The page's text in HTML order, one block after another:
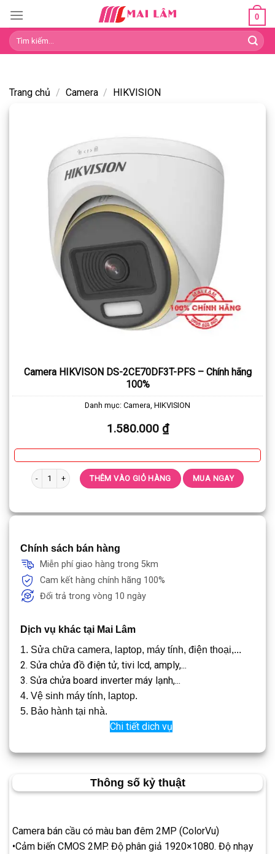
content
0
Tìm
kiếm:
Trang chủ / Camera / HIKVISION
Camera HIKVISON DS-2CE70DF3T-PFS – Chính hãng
100%
Danh mục: Camera HIKVISION
1.580.000 ₫
Camera HIKVISON DS-2CE70DF3T-PFS - Chính hãng 100% số lượng
THÊM VÀO GIỎ HÀNG MUA NGAY
Chính sách bán hàng
Miễn phí giao hàng trong 5km
Cam kết hàng chính hãng 100%
Đổi trả trong vòng 10 ngày
Dịch vụ khác tại Mai Lâm
1. Sửa chữa camera, laptop, máy tính, điện thoại,...
2. Sửa chửa đồ điện tử, tivi lcd, amply,...
3. Sửa chửa board inverter máy lạnh,...
4. Vệ sinh máy tính, laptop.
5. Bảo hành tại nhà.
Chi tiết dich vụ
Thông số kỷ thuật
Camera bán cầu có màu ban đêm 2MP (ColorVu)
•Cảm biến CMOS 2MP. Độ phân giả 1920×1080. Độ nhạy